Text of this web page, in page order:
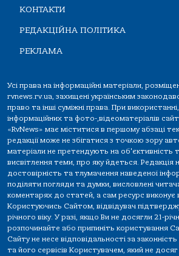
КОНТАКТИ
РЕДАКЦІЙНА ПОЛІТИКА
РЕКЛАМА
Усі права на інформаційні матеріали,
rvnews.rv.ua, захищені українським
право та інші суміжні права. При
інформаційних та фото-,відеоматеріалів
«RvNews» має міститися в першому абзаці
редакції може не збігатися з точкою зору
матеріали не претендують на об'єктивність
висвітлення теми, про яку йдеться. Редакція
достовірність та тлумачення наведеної
поділяти погляди та думки, висловлені
коментарях до статей, а сам ресурс виконує
Користуючись Сайтом, відвідувач
річного віку. У разі, якщо Ви не досягли 21-
розпочинайте або припиніть користування
Сайту не несе відповідальності за
та його сервісів Користувачем, який не досяг